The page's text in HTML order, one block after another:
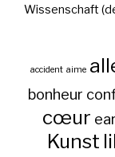
Wissenschaft
accident aime
bonheur
cœur
Kunst